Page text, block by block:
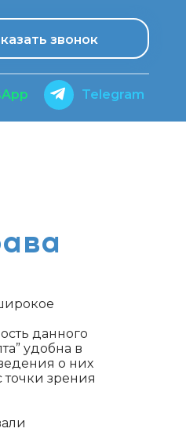
звонок
Telegram
данного
удобна в
о них
зрения